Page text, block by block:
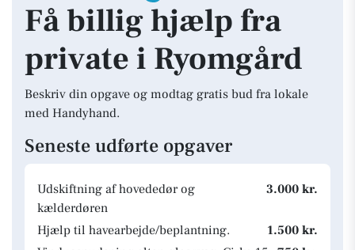
Få billig hjælp fra
private i Ryomgård
Beskriv din opgave og modtag gratis bud fra lokale
med Handyhand.
Seneste udførte opgaver
Udskiftning af hovededør og
kælderdøren
3.000 kr.
Hjælp til havearbejde/beplantning.
1.500 kr.